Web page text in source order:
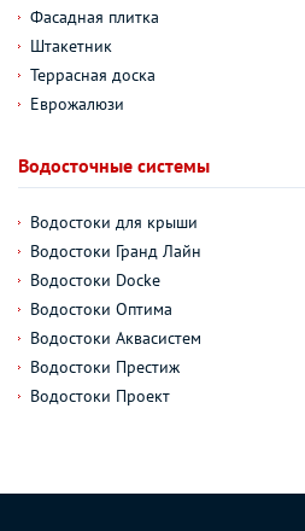
Фасадная плитка
Штакетник
Террасная доска
Еврожалюзи
Водосточные системы
Водостоки для крыши
Водостоки Гранд Лайн
Водостоки Docke
Водостоки Оптима
Водостоки Аквасистем
Водостоки Престиж
Водостоки Проект